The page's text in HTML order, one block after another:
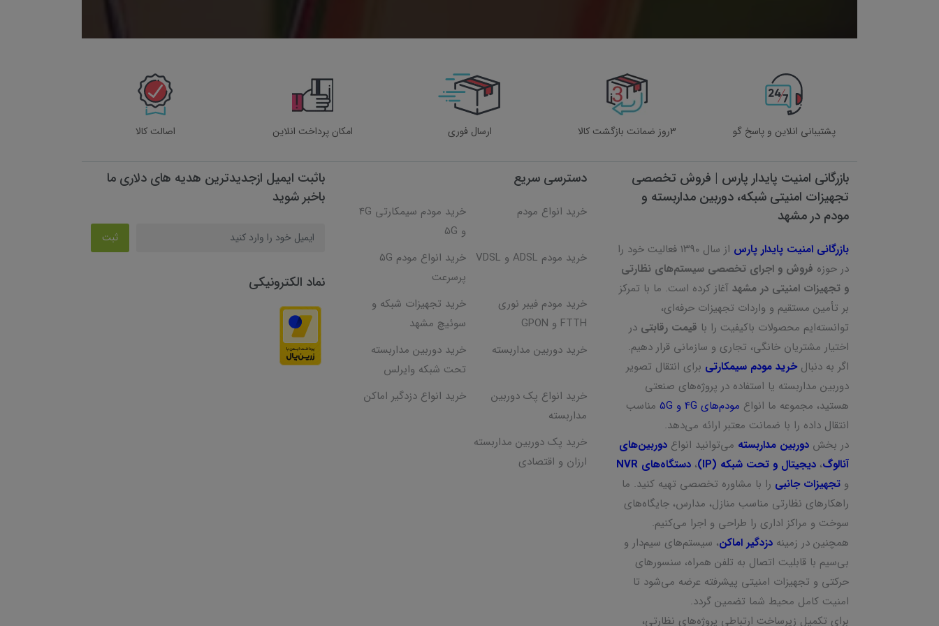
پشتیبانی انلاین و پاسخ گو 3روز ضمانت بازگشت کالا ارسال فوری امکان پرداخت انلاین اصالت کالا
بازرگانی امنیت پایدار پارس | فروش تخصصی
تجهیزات امنیتی شبکه، دوربین مداربسته و
مودم در مشهد
بازرگانی امنیت پایدار پارس
از سال ۱۳۹۰ فعالیت خود را
در حوزه فروش و اجرای تخصصی سیستم‌های نظارتی
و تجهیزات امنیتی در مشهد آغاز کرده است. ما با تمرکز
بر تأمین مستقیم و واردات تجهیزات حرفه‌ای،
توانسته‌ایم محصولات باکیفیت را با قیمت رقابتی در
اختیار مشتریان خانگی، تجاری و سازمانی قرار دهیم.
اگر به دنبالخرید مودم سیمکارتی برای انتقال تصویر
دوربین مداربسته یا استفاده در پروژه‌های صنعتی
هستید، مجموعه ما انواع مودم‌های 4G و 5G
مناسب
انتقال داده را با ضمانت معتبر ارائه می‌دهد.
در بخشدوربین مداربسته می‌توانید انواعدوربین‌های
آنالوگ،دیجیتال و تحت شبکه (IP) ،دستگاه‌های NVR
وتجهیزات جانبی را با مشاوره تخصصی تهیه کنید. ما
راهکارهای نظارتی مناسب منازل، مدارس، جایگاه‌های
سوخت و مراکز اداری را طراحی و اجرا می‌کنیم.
همچنین در زمینهدزدگیر اماکن، سیستم‌های سیم‌دار و
بی‌سیم با قابلیت اتصال به تلفن همراه، سنسورهای
حرکتی و تجهیزات امنیتی پیشرفته عرضه می‌شود تا
امنیت کامل محیط شما تضمین گردد.
برای تکمیل زیرساخت ارتباطی پروژه‌های نظارتی،
دسترسی سریع
خرید انواع مودم
خرید مودم سیمکارتی 4G
و 5G
خرید مودم ADSL و VDSL
خرید انواع مودم 5G
پرسرعت
خرید مودم فیبر نوری
FTTH و GPON
خرید تجهیزات شبکه و
سوئیچ مشهد
خرید دوربین مداربسته
خرید دوربین مداربسته
تحت شبکه وایرلس
خرید انواع پک دوربین
مداربسته
خرید انواع دزدگیر اماکن
خرید پک دوربین مداربسته
ارزان و اقتصادی
باثبت ایمیل ازجدیدترین هدیه های دلاری ما
باخبر شوید
ثبت
نماد الکترونیکی